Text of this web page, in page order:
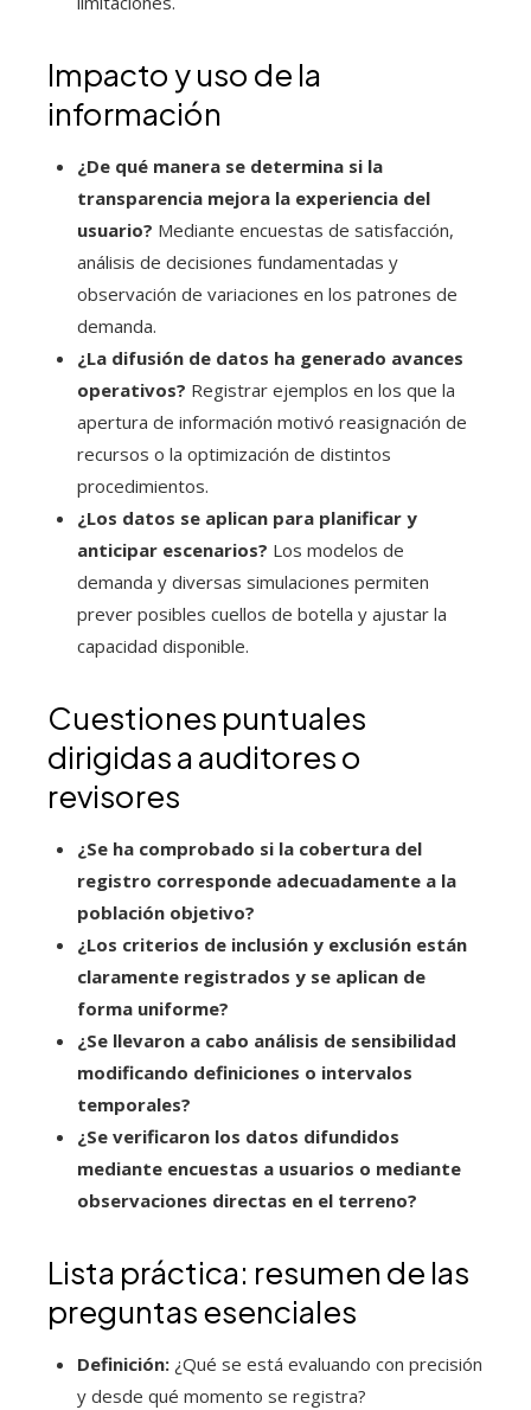
Impacto y uso de la
información
¿De qué manera se determina si la
transparencia mejora la experiencia del
usuario? Mediante encuestas de satisfacción,
análisis de decisiones fundamentadas y
observación de variaciones en los patrones de
demanda.
¿La difusión de datos ha generado avances
operativos? Registrar ejemplos en los que la
apertura de información motivó reasignación de
recursos o la optimización de distintos
procedimientos.
¿Los datos se aplican para planificar y
anticipar escenarios? Los modelos de
demanda y diversas simulaciones permiten
prever posibles cuellos de botella y ajustar la
capacidad disponible.
Cuestiones puntuales
dirigidas a auditores o
revisores
¿Se ha comprobado si la cobertura del
registro corresponde adecuadamente a la
población objetivo?
¿Los criterios de inclusión y exclusión están
claramente registrados y se aplican de
forma uniforme?
¿Se llevaron a cabo análisis de sensibilidad
modificando definiciones o intervalos
temporales?
¿Se verificaron los datos difundidos
mediante encuestas a usuarios o mediante
observaciones directas en el terreno?
Lista práctica: resumen de las
preguntas esenciales
Definición: ¿Qué se está evaluando con precisión
y desde qué momento se registra?